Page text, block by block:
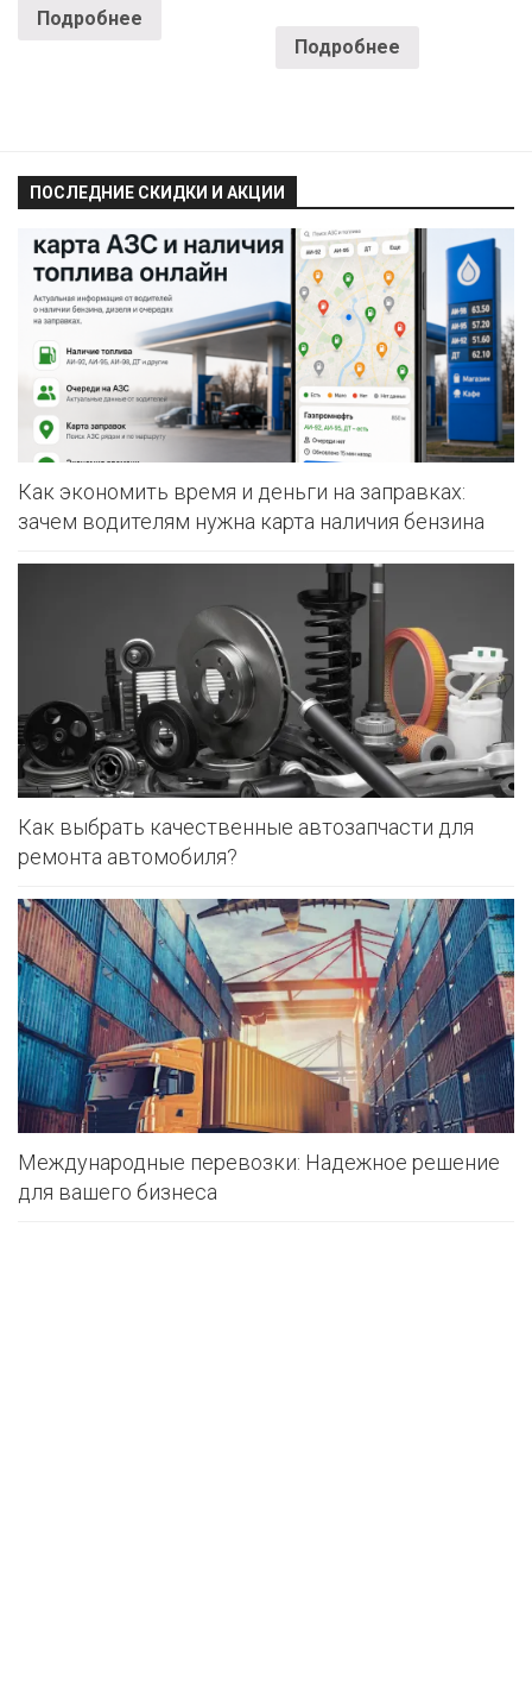
Подробнее
Подробнее
ПОСЛЕДНИЕ СКИДКИ И АКЦИИ
Как экономить время и деньги на заправках:
зачем водителям нужна карта наличия бензина
Как выбрать качественные автозапчасти для
ремонта автомобиля?
Международные перевозки: Надежное решение
для вашего бизнеса